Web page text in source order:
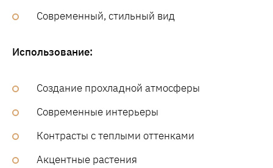
Современный, стильный вид
Использование:
Создание прохладной атмосферы
Современные интерьеры
Контрасты с теплыми оттенками
Акцентные растения